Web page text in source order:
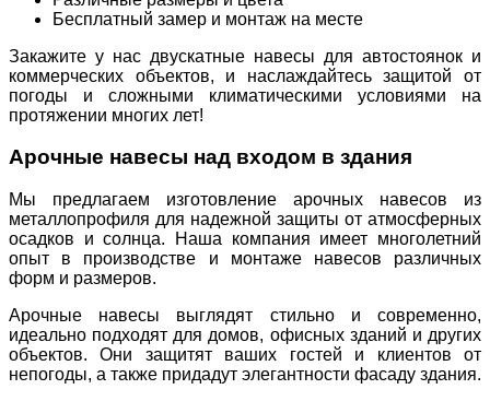
Бесплатный замер и монтаж на месте
Закажите у нас двускатные навесы для автостоянок и
коммерческих объектов, и наслаждайтесь защитой от
погоды и сложными климатическими условиями на
протяжении многих лет!
Арочные навесы над входом в здания
Мы предлагаем изготовление арочных навесов из
металлопрофиля для надежной защиты от атмосферных
осадков и солнца. Наша компания имеет многолетний
опыт в производстве и монтаже навесов различных
форм и размеров.
Арочные навесы выглядят стильно и современно,
идеально подходят для домов, офисных зданий и других
объектов. Они защитят ваших гостей и клиентов от
непогоды, а также придадут элегантности фасаду здания.